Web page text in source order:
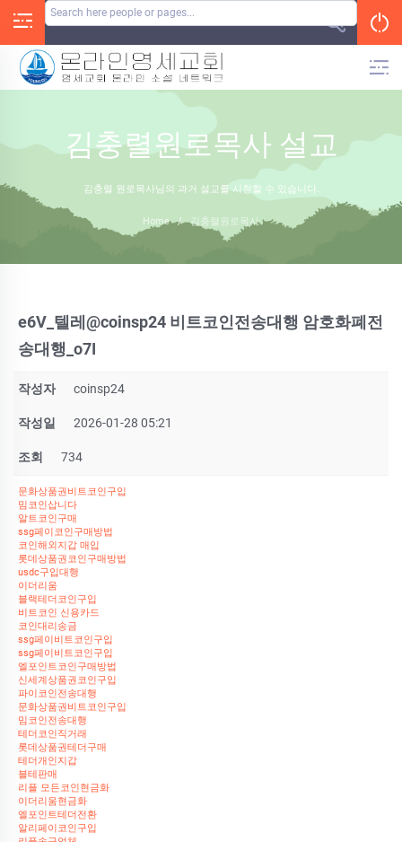
김충렬원로목사 설교
김충렬 원로목사님의 과거 설교를 시청할 수 있습니다.
Home / 김충렬원로목사
e6V_텔레@coinsp24 비트코인전송대행 암호화폐전
송대행_o7I
작성자 coinsp24
작성일 2026-01-28 05:21
조회 734
문화상품권비트코인구입
밈코인삽니다
알트코인구매
ssg페이코인구매방법
코인해외지갑 매입
롯데상품권코인구매방법
usdc구입대행
이더리움
블랙테더코인구입
비트코인 신용카드
코인대리송금
ssg페이비트코인구입
ssg페이비트코인구입
엘포인트코인구매방법
신세계상품권코인구입
파이코인전송대행
문화상품권비트코인구입
밈코인전송대행
테더코인직거래
롯데상품권테더구매
테더개인지갑
블테판매
리플 모든코인현금화
이더리움현금화
엘포인트테더전환
알리페이코인구입